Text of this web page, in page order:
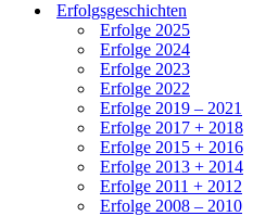
Erfolgsgeschichten
Erfolge 2025
Erfolge 2024
Erfolge 2023
Erfolge 2022
Erfolge 2019 – 2021
Erfolge 2017 + 2018
Erfolge 2015 + 2016
Erfolge 2013 + 2014
Erfolge 2011 + 2012
Erfolge 2008 – 2010